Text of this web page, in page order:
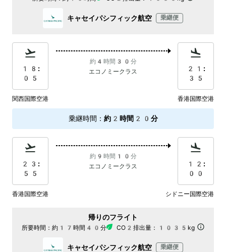
キャセイパシフィック航空 乗継便
18:
05
約4時間30分
エコノミークラス
21:
35
関西国際空港 香港国際空港
乗継時間 ： 約2時間20分
23:
55
約9時間10分
エコノミークラス
12:
00
香港国際空港 シドニー国際空港
帰りのフライト
所要時間： 約17時間40分 CO2排出量： 1035kg
キャセイパシフィック航空 乗継便